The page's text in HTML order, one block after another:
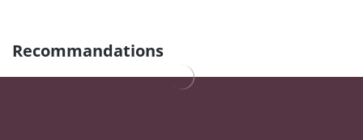
Recommandations